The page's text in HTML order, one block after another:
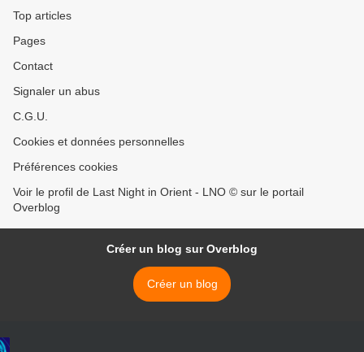
Top articles
Pages
Contact
Signaler un abus
C.G.U.
Cookies et données personnelles
Préférences cookies
Voir le profil de Last Night in Orient - LNO © sur le portail
Overblog
Créer un blog sur Overblog
Créer un blog